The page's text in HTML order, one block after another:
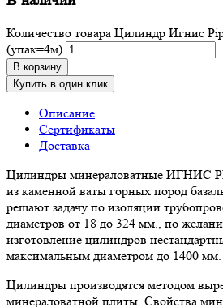
Количество товара Цилиндр Игнис
(упак=4м)
В корзину
Купить в один клик
Описание
Сертификаты
Доставка
Цилиндры минераловатные ИГНИС
из каменной ваты горных пород
решают задачу по изоляции
диаметров от 18 до 324 мм., по
изготовление цилиндров
максимальным диаметром до 1400 мм.
Цилиндры производятся методом
минераловатной плиты. Свойства